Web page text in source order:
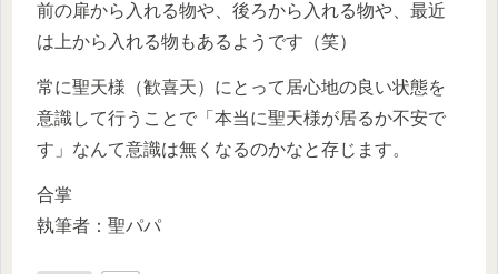
前の扉から入れる物や、後ろから入れる物や、最近
は上から入れる物もあるようです（笑）
常に聖天様（歓喜天）にとって居心地の良い状態を
意識して行うことで「本当に聖天様が居るか不安で
す」なんて意識は無くなるのかなと存じます。
合掌
執筆者：聖パパ